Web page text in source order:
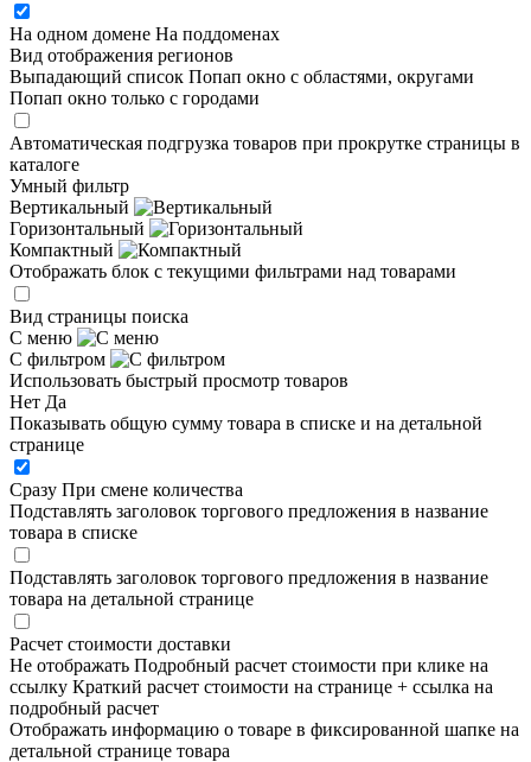
На одном домене На поддоменах
Вид отображения регионов
Выпадающий список Попап окно c областями, округами
Попап окно только с городами
Автоматическая подгрузка товаров при прокрутке страницы в
каталоге
Умный фильтр
Вертикальный
Горизонтальный
Компактный
Отображать блок с текущими фильтрами над товарами
Вид страницы поиска
С меню
С фильтром
Использовать быстрый просмотр товаров
Нет Да
Показывать общую сумму товара в списке и на детальной
странице
Сразу При смене количества
Подставлять заголовок торгового предложения в название
товара в списке
Подставлять заголовок торгового предложения в название
товара на детальной странице
Расчет стоимости доставки
Не отображать Подробный расчет стоимости при клике на
ссылку Краткий расчет стоимости на странице + ссылка на
подробный расчет
Отображать информацию о товаре в фиксированной шапке на
детальной странице товара